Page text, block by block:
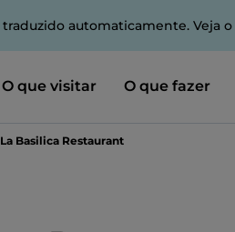
automaticamente. Veja o
O que visitar O que fazer
La Basilica Restaurant